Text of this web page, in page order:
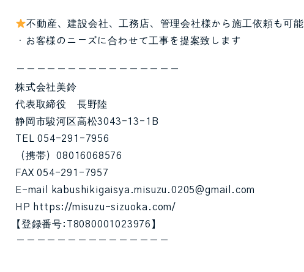
不動産、建設会社、工務店、管理会社様から施工依頼も可能
・お客様のニーズに合わせて工事を提案致します
ーーーーーーーーーーーーーーーー
株式会社美鈴
代表取締役 長野陸
静岡市駿河区高松3043-13-1B
TEL 054-291-7956
（携帯）08016068576
FAX 054-291-7957
E-mail kabushikigaisya.misuzu.0205@gmail.com
HP https://misuzu-sizuoka.com/
【登録番号:T8080001023976】
ーーーーーーーーーーーーーーー